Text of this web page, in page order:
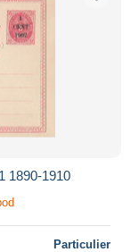
1890-1910
Particulier